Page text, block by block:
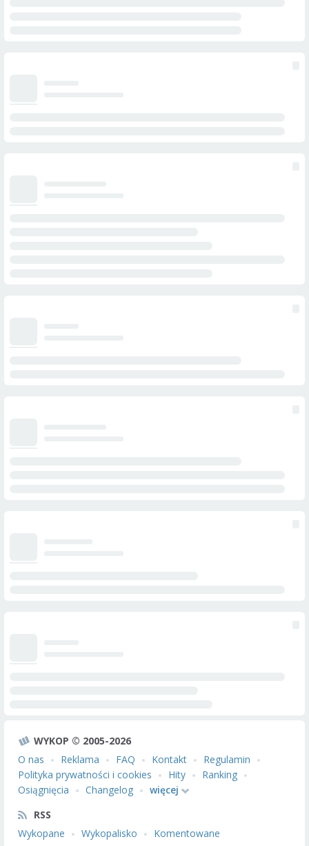
WYKOP © 2005-2026
O nas
Reklama FAQ Kontakt
Regulamin
Polityka prywatności i cookies
Hity
Ranking
Osiągnięcia
Changelog
więcej
RSS
Wykopane
Wykopalisko Komentowane